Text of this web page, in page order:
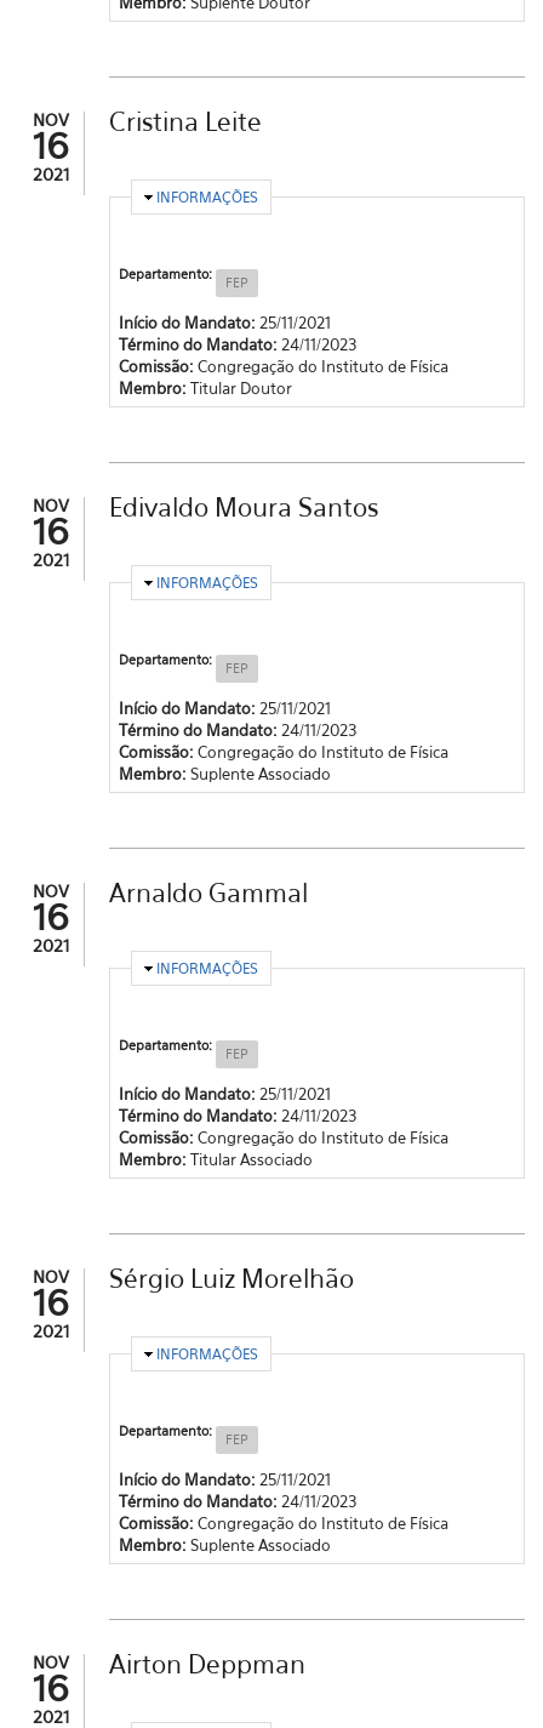
NOV
16
2021
Cristina Leite
OCULTAR
INFORMAÇÕES
Departamento: FEP
Início do Mandato: 25/11/2021
Término do Mandato: 24/11/2023
Comissão: Congregação do Instituto de Física
Membro: Titular Doutor
NOV
16
2021
Edivaldo Moura Santos
OCULTAR
INFORMAÇÕES
Departamento: FEP
Início do Mandato: 25/11/2021
Término do Mandato: 24/11/2023
Comissão: Congregação do Instituto de Física
Membro: Suplente Associado
NOV
16
2021
Arnaldo Gammal
OCULTAR
INFORMAÇÕES
Departamento: FEP
Início do Mandato: 25/11/2021
Término do Mandato: 24/11/2023
Comissão: Congregação do Instituto de Física
Membro: Titular Associado
NOV
16
2021
Sérgio Luiz Morelhão
OCULTAR
INFORMAÇÕES
Departamento: FEP
Início do Mandato: 25/11/2021
Término do Mandato: 24/11/2023
Comissão: Congregação do Instituto de Física
Membro: Suplente Associado
NOV
16
2021
Airton Deppman